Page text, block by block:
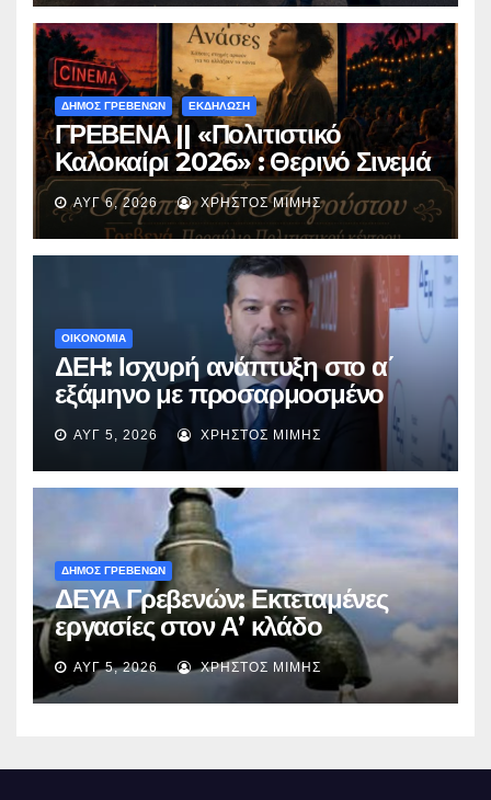
ΔΗΜΟΣ ΓΡΕΒΕΝΩΝ ΕΚΔΗΛΩΣΗ
ΓΡΕΒΕΝΑ || «Πολιτιστικό
Καλοκαίρι 2026» : Θερινό Σινεμά
με την βραβευμένη ταινία
«Μικρές Ανάσες».
ΑΥΓ 6, 2026 ΧΡΉΣΤΟΣ ΜΊΜΗΣ
ΟΙΚΟΝΟΜΙΑ
ΔΕΗ: Ισχυρή ανάπτυξη στο α΄
εξάμηνο με προσαρμοσμένο
EBITDA στα €1,2 δισ.
ΑΥΓ 5, 2026 ΧΡΉΣΤΟΣ ΜΊΜΗΣ
ΔΗΜΟΣ ΓΡΕΒΕΝΩΝ
ΔΕΥΑ Γρεβενών: Εκτεταμένες
εργασίες στον Α’ κλάδο
ύδρευσης – Ποιες περιοχές
επηρεάζονται την Πέμπτη
ΑΥΓ 5, 2026 ΧΡΉΣΤΟΣ ΜΊΜΗΣ